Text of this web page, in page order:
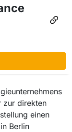
zur direkten
einen
in Berlin